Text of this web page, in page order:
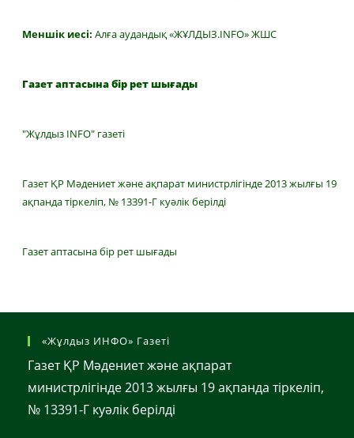
Меншік иесі: Алға аудандық «ЖҰЛДЫЗ.INFO» ЖШС
Газет аптасына бір рет шығады
"Жұлдыз INFO" газеті
Газет ҚР Мәдениет және ақпарат министрлігінде 2013 жылғы 19
ақпанда тіркеліп, № 13391-Г куәлік берілді
Газет аптасына бір рет шығады
«Жұлдыз ИНФО» Газеті
Газет ҚР Мәдениет және ақпарат
министрлігінде 2013 жылғы 19 ақпанда тіркеліп,
№ 13391-Г куәлік берілді